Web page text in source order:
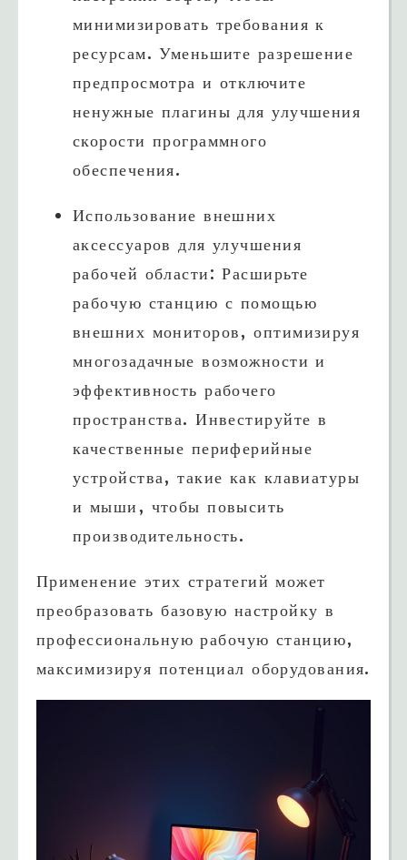
минимизировать требования к
ресурсам. Уменьшите разрешение
предпросмотра и отключите
ненужные плагины для улучшения
скорости программного
обеспечения.
Использование внешних
аксессуаров для улучшения
рабочей области: Расширьте
рабочую станцию с помощью
внешних мониторов, оптимизируя
многозадачные возможности и
эффективность рабочего
пространства. Инвестируйте в
качественные периферийные
устройства, такие как клавиатуры
и мыши, чтобы повысить
производительность.
Применение этих стратегий может
преобразовать базовую настройку в
профессиональную рабочую станцию,
максимизируя потенциал оборудования.